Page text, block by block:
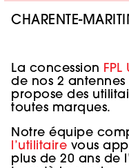
CHARENTE-
La concession
de nos 2
propose des
toutes marques.
Notre équipe
l’utilitaire vous
plus de 20 ans de